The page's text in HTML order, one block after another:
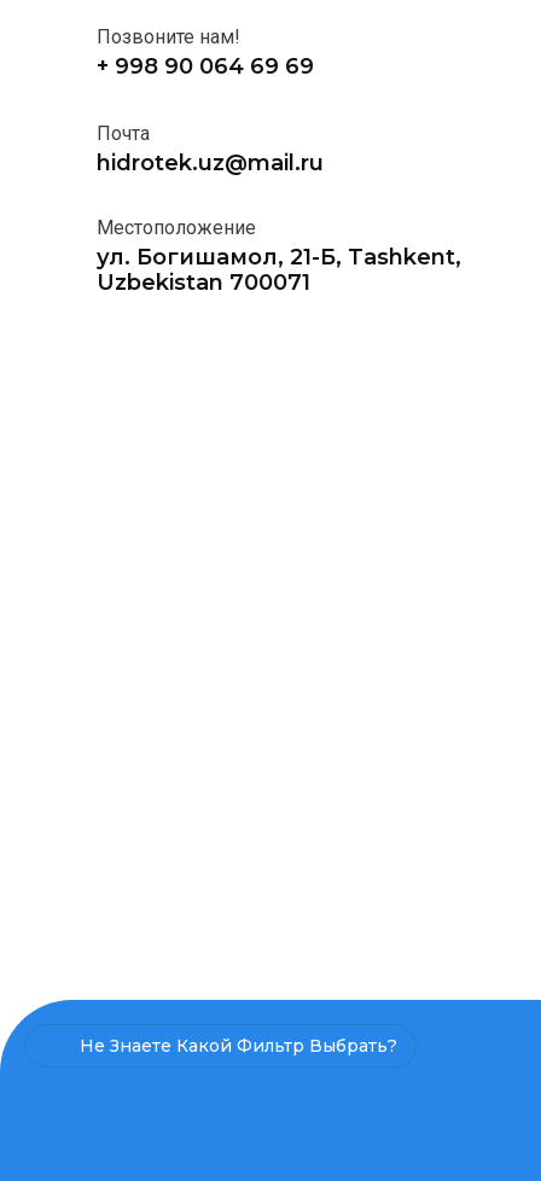
Позвоните нам!
+ 998 90 064 69 69
Почта
hidrotek.uz@mail.ru
Местоположение
ул. Богишамол, 21-Б, Tashkent,
Uzbekistan 700071
Не Знаете Какой Фильтр Выбрать?